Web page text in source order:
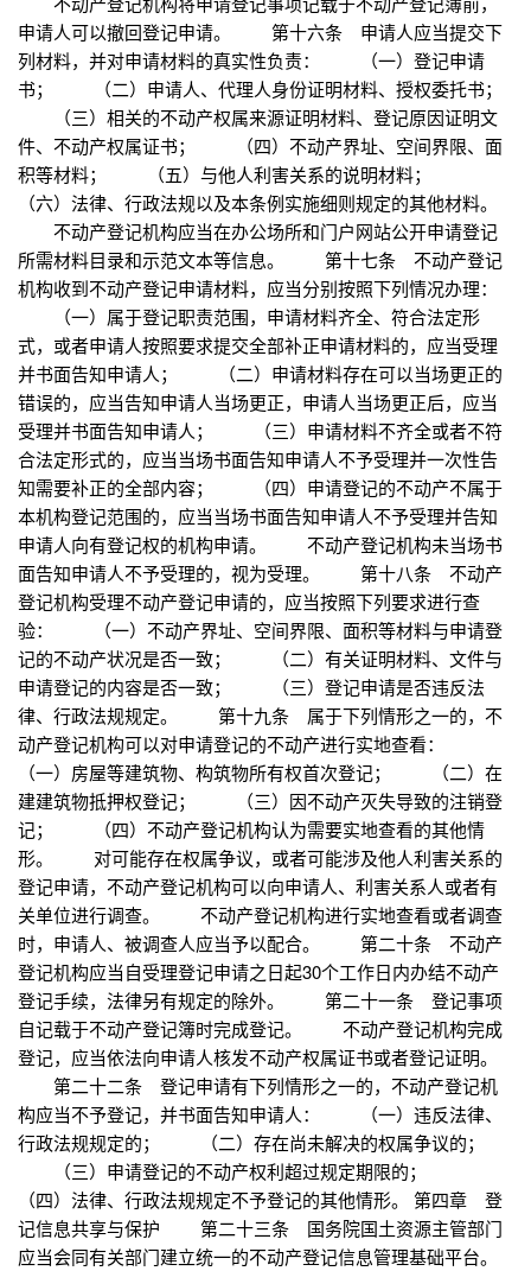
申请人可以撤回登记申请。 第十六条 申请人应当提交下
列材料，并对申请材料的真实性负责： （一）登记申请
书； （二）申请人、代理人身份证明材料、授权委托书；
（三）相关的不动产权属来源证明材料、登记原因证明文
件、不动产权属证书； （四）不动产界址、空间界限、面
积等材料； （五）与他人利害关系的说明材料；
（六）法律、行政法规以及本条例实施细则规定的其他材料。
不动产登记机构应当在办公场所和门户网站公开申请登记
所需材料目录和示范文本等信息。 第十七条 不动产登记
机构收到不动产登记申请材料，应当分别按照下列情况办理：
（一）属于登记职责范围，申请材料齐全、符合法定形
式，或者申请人按照要求提交全部补正申请材料的，应当受理
并书面告知申请人； （二）申请材料存在可以当场更正的
错误的，应当告知申请人当场更正，申请人当场更正后，应当
受理并书面告知申请人； （三）申请材料不齐全或者不符
合法定形式的，应当当场书面告知申请人不予受理并一次性告
知需要补正的全部内容； （四）申请登记的不动产不属于
本机构登记范围的，应当当场书面告知申请人不予受理并告知
申请人向有登记权的机构申请。 不动产登记机构未当场书
面告知申请人不予受理的，视为受理。 第十八条 不动产
登记机构受理不动产登记申请的，应当按照下列要求进行查
验： （一）不动产界址、空间界限、面积等材料与申请登
记的不动产状况是否一致； （二）有关证明材料、文件与
申请登记的内容是否一致； （三）登记申请是否违反法
律、行政法规规定。 第十九条 属于下列情形之一的，不
动产登记机构可以对申请登记的不动产进行实地查看：
（一）房屋等建筑物、构筑物所有权首次登记； （二）在
建建筑物抵押权登记； （三）因不动产灭失导致的注销登
记； （四）不动产登记机构认为需要实地查看的其他情
形。 对可能存在权属争议，或者可能涉及他人利害关系的
登记申请，不动产登记机构可以向申请人、利害关系人或者有
关单位进行调查。 不动产登记机构进行实地查看或者调查
时，申请人、被调查人应当予以配合。 第二十条 不动产
登记机构应当自受理登记申请之日起30个工作日内办结不动产
登记手续，法律另有规定的除外。 第二十一条 登记事项
自记载于不动产登记簿时完成登记。 不动产登记机构完成
登记，应当依法向申请人核发不动产权属证书或者登记证明。
第二十二条 登记申请有下列情形之一的，不动产登记机
构应当不予登记，并书面告知申请人： （一）违反法律、
行政法规规定的； （二）存在尚未解决的权属争议的；
（三）申请登记的不动产权利超过规定期限的；
（四）法律、行政法规规定不予登记的其他情形。 第四章 登
记信息共享与保护 第二十三条 国务院国土资源主管部门
应当会同有关部门建立统一的不动产登记信息管理基础平台。